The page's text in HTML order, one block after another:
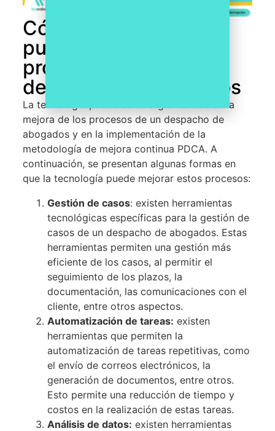
Cómo la tecnología
puede mejorar los
procesos de un
despacho de abogados
La tecnología puede ser una gran aliada en la
mejora de los procesos de un despacho de
abogados y en la implementación de la
metodología de mejora continua PDCA. A
continuación, se presentan algunas formas en
que la tecnología puede mejorar estos procesos:
Gestión de casos: existen herramientas
tecnológicas específicas para la gestión de
casos de un despacho de abogados. Estas
herramientas permiten una gestión más
eficiente de los casos, al permitir el
seguimiento de los plazos, la
documentación, las comunicaciones con el
cliente, entre otros aspectos.
Automatización de tareas: existen
herramientas que permiten la
automatización de tareas repetitivas, como
el envío de correos electrónicos, la
generación de documentos, entre otros.
Esto permite una reducción de tiempo y
costos en la realización de estas tareas.
Análisis de datos: existen herramientas